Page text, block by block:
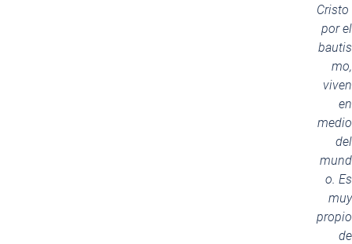
Cristo
por el
bautis
mo,
viven
en
medio
del
mund
o. Es
muy
propio
de